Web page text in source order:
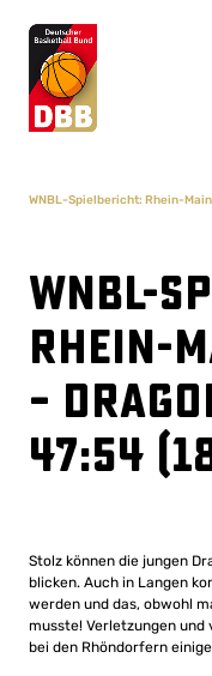
WNBL-Spielbericht: Rhein-
WNBL-
Rhein-
–
47:54
Stolz können die jungen
blicken. Auch in Langen
werden und das, obwohl
musste! Verletzungen
bei den Rhöndorfern